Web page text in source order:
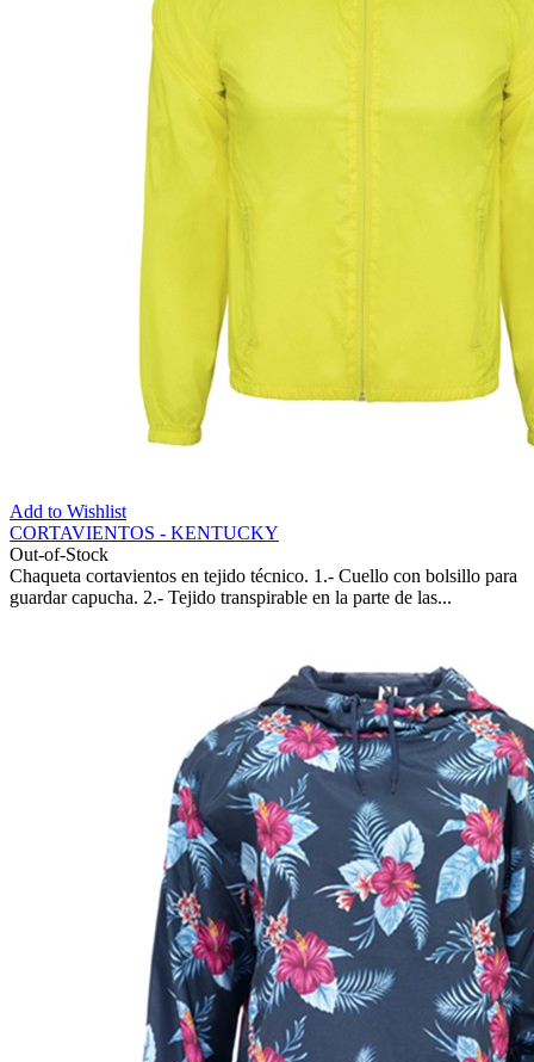
Add to Wishlist
CORTAVIENTOS - KENTUCKY
Out-of-Stock
Chaqueta cortavientos en tejido técnico. 1.- Cuello con bolsillo para
guardar capucha. 2.- Tejido transpirable en la parte de las...